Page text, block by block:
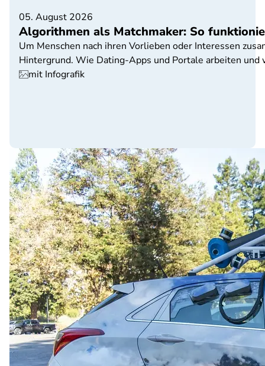
05. August 2026
Algorithmen als Matchmaker: So
Um Menschen nach ihren Vorlieben oder Interessen
Hintergrund. Wie Dating-Apps und Portale arbeiten und
mit Infografik